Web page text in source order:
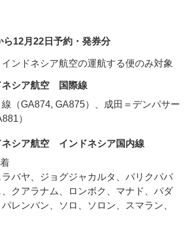
ら12月22日予約・発券分
ンドネシア航空の運航する便のみ対象
ネシア航空 国際線
（GA874, GA875）、成田＝デンパサー
）
ネシア航空 インドネシア国内線
バヤ、ジョグジャカルタ、バリクパパ
クアラナム、ロンボク、マナド、パダ
レンバン、ソロ、ソロン、スマラン、